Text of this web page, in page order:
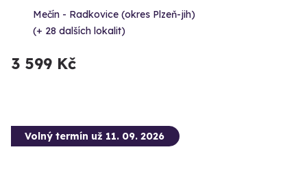
Mečín - Radkovice (okres Plzeň-jih)
(+ 28 dalších lokalit)
3 599 Kč
Volný termín už 11. 09. 2026